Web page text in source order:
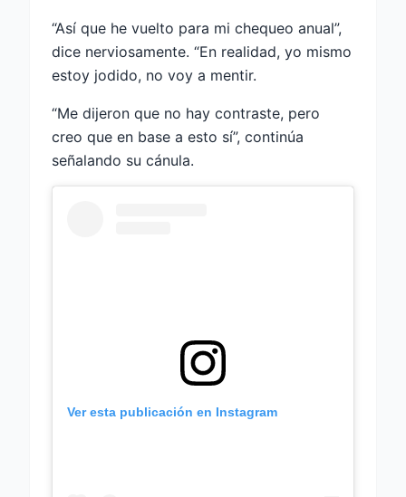
“Así que he vuelto para mi chequeo anual”,
dice nerviosamente. “En realidad, yo mismo
estoy jodido, no voy a mentir.
“Me dijeron que no hay contraste, pero
creo que en base a esto sí”, continúa
señalando su cánula.
Ver esta publicación en Instagram